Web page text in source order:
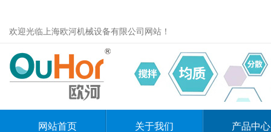
欢迎光临上海欧河机械设备有限公司网站！
网站首页 关于我们 产品中心